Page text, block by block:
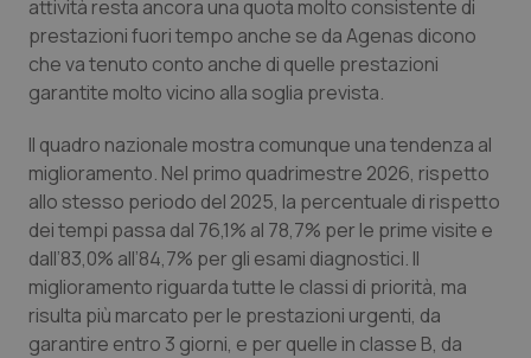
Sardegna
Sicilia
Toscana
Umbria
Valle D’Aosta
Veneto
Malattia di Crohn & Rettocolite Ulcerosa
Neuroscienze & patologie neurodegenerative
Obesità
Oftalmologia
Oncodermatologia
Oncoematologia
attività resta ancora una quota molto consistente di
prestazioni fuori tempo anche se da Agenas dicono
che va tenuto conto anche di quelle prestazioni
garantite molto vicino alla soglia prevista.
Il quadro nazionale mostra comunque una tendenza al
miglioramento. Nel primo quadrimestre 2026, rispetto
allo stesso periodo del 2025, la percentuale di rispetto
dei tempi passa dal 76,1% al 78,7% per le prime visite e
dall’83,0% all’84,7% per gli esami diagnostici. Il
miglioramento riguarda tutte le classi di priorità, ma
risulta più marcato per le prestazioni urgenti, da
garantire entro 3 giorni, e per quelle in classe B, da